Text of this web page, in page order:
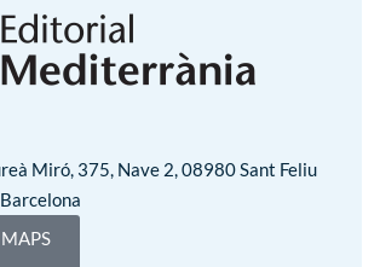
Miró, 375, Nave 2, 08980 Sant Feliu